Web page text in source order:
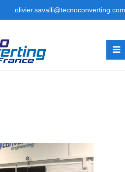
olivier.savalli@tecnoconverting.com